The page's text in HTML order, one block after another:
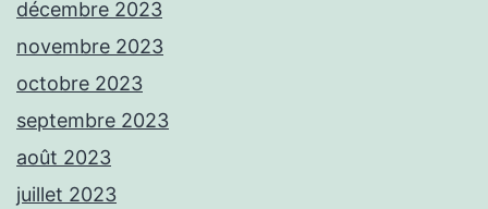
décembre 2023
novembre 2023
octobre 2023
septembre 2023
août 2023
juillet 2023